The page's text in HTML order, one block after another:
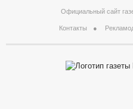
Официальный сайт
Контакты